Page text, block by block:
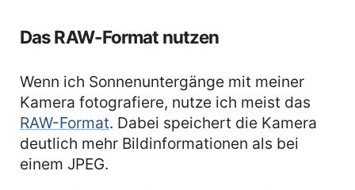
Das RAW-Format nutzen
Wenn ich Sonnenuntergänge mit meiner
Kamera fotografiere, nutze ich meist das
RAW-Format. Dabei speichert die Kamera
deutlich mehr Bildinformationen als bei
einem JPEG.